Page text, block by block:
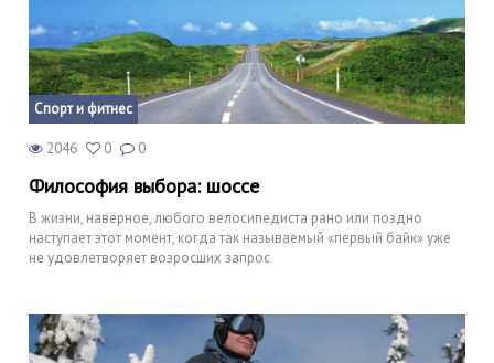
Спорт и фитнес
2046 0 0
Философия выбора: шоссе
В жизни, наверное, любого велосипедиста рано или поздно
наступает этот момент, когда так называемый «первый байк» уже
не удовлетворяет возросших запрос